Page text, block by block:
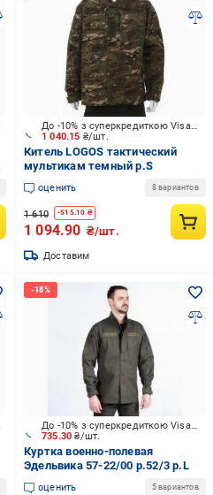
1 040.15 ₴/шт.
До -10% з суперкредиткою Visa Вигода
Китель LOGOS тактический
мультикам темный р.S
оценить 8 вариантов
1 610 -515.10 ₴
1 094.90 ₴/шт.
Доставим
735.30₴/шт.
До -10% з суперкредиткою Visa Вигода
Куртка военно-полевая
Эдельвика 57-22/00 р.52/3 р.L
оценить 5 вариантов